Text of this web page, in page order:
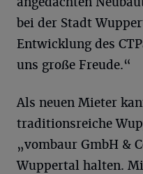
bei der Stadt
Entwicklung des
uns große Freude.“
Als neuen Mieter
traditionsreiche
„vombaur GmbH &
Wuppertal halten.